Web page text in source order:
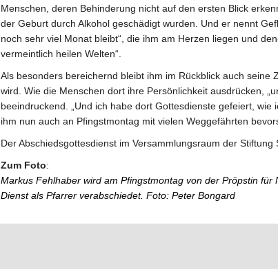
Menschen, deren Behinderung nicht auf den ersten Blick
der Geburt durch Alkohol geschädigt wurden. Und er nennt
noch sehr viel Monat bleibt“, die ihm am Herzen liegen und
vermeintlich heilen Welten“.
Als besonders bereichernd bleibt ihm im Rückblick auch
wird. Wie die Menschen dort ihre Persönlichkeit ausdrücken,
beeindruckend. „Und ich habe dort Gottesdienste gefeiert,
ihm nun auch an Pfingstmontag mit vielen Weggefährten
Der Abschiedsgottesdienst im Versammlungsraum der Stiftung
Zum Foto:
Markus Fehlhaber wird am Pfingstmontag von der Pröpstin
Dienst als Pfarrer verabschiedet. Foto: Peter Bongard